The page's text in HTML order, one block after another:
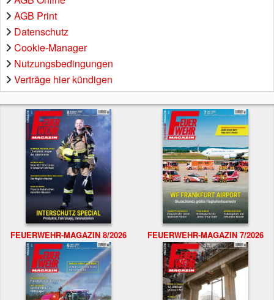
AGB Print
Datenschutz
Cookie-Manager
Nutzungsbedingungen
Verträge hier kündigen
FEUERWEHR-MAGAZIN 8/2026 FEUERWEHR-MAGAZIN 7/2026